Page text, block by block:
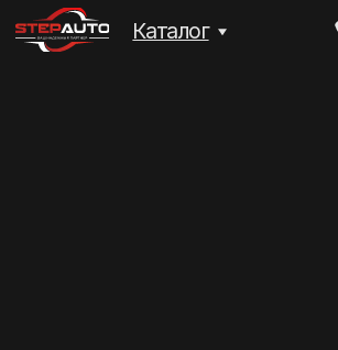
Каталог